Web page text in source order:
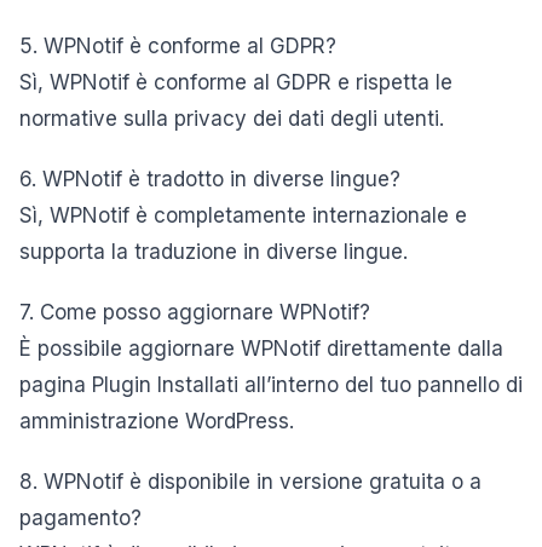
5. WPNotif è conforme al GDPR?
Sì, WPNotif è conforme al GDPR e rispetta le
normative sulla privacy dei dati degli utenti.
6. WPNotif è tradotto in diverse lingue?
Sì, WPNotif è completamente internazionale e
supporta la traduzione in diverse lingue.
7. Come posso aggiornare WPNotif?
È possibile aggiornare WPNotif direttamente dalla
pagina Plugin Installati all’interno del tuo pannello di
amministrazione WordPress.
8. WPNotif è disponibile in versione gratuita o a
pagamento?